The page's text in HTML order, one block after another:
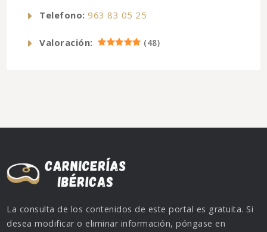
Telefono: 963 83 05 25
Valoración: (48)
La consulta de los contenidos de este portal es gratuita. Si
desea modificar o eliminar información, póngase en